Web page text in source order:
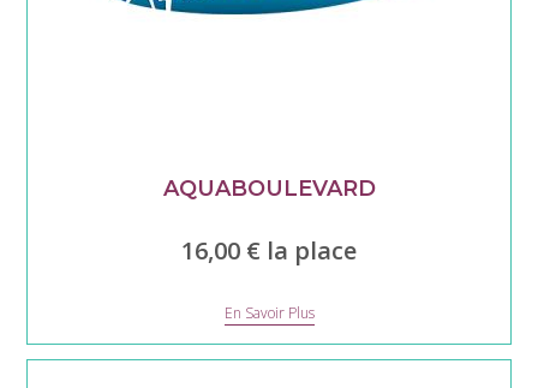
AQUABOULEVARD
16,00 € la place
En Savoir PlusAquaboulevard